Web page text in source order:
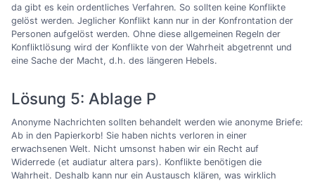
da gibt es kein ordentliches Verfahren. So sollten keine Konflikte
gelöst werden. Jeglicher Konflikt kann nur in der Konfrontation der
Personen aufgelöst werden. Ohne diese allgemeinen Regeln der
Konfliktlösung wird der Konflikte von der Wahrheit abgetrennt und
eine Sache der Macht, d.h. des längeren Hebels.
Lösung 5: Ablage P
Anonyme Nachrichten sollten behandelt werden wie anonyme Briefe:
Ab in den Papierkorb! Sie haben nichts verloren in einer
erwachsenen Welt. Nicht umsonst haben wir ein Recht auf
Widerrede (et audiatur altera pars). Konflikte benötigen die
Wahrheit. Deshalb kann nur ein Austausch klären, was wirklich